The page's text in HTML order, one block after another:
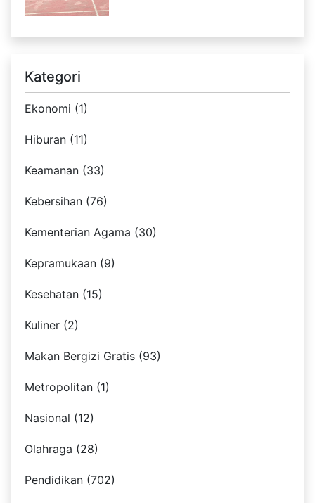
Kategori
Ekonomi (1)
Hiburan (11)
Keamanan (33)
Kebersihan (76)
Kementerian Agama (30)
Kepramukaan (9)
Kesehatan (15)
Kuliner (2)
Makan Bergizi Gratis (93)
Metropolitan (1)
Nasional (12)
Olahraga (28)
Pendidikan (702)